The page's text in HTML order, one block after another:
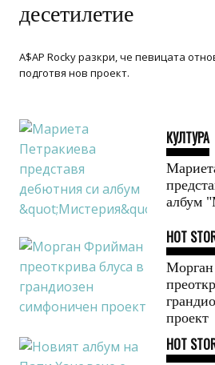
десетилетие
A$AP Rocky разкри, че певицата
подготвя нов проект.
КУЛТУРА
албум
HOT
проект
HOT